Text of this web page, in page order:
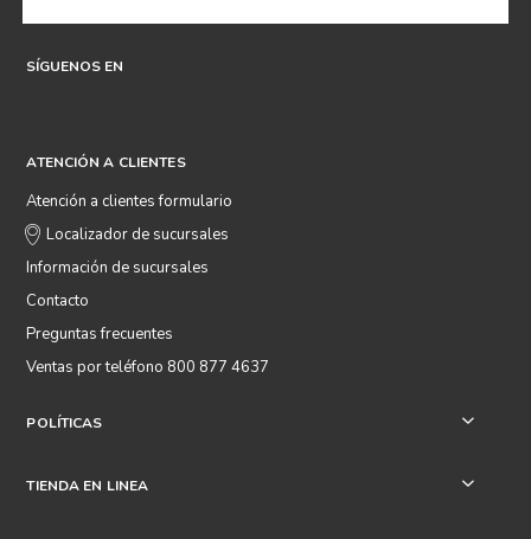
SÍGUENOS EN
ATENCIÓN A CLIENTES
Atención a clientes formulario
Localizador de sucursales
Información de sucursales
Contacto
Preguntas frecuentes
Ventas por teléfono 800 877 4637
POLÍTICAS +
TIENDA EN LINEA +